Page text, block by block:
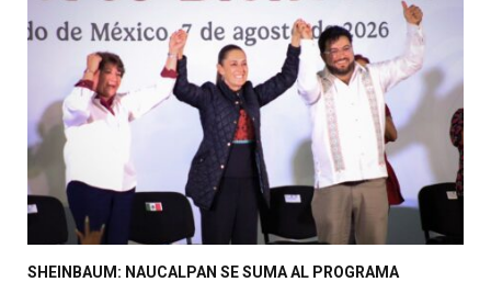
SHEINBAUM: NAUCALPAN SE SUMA AL PROGRAMA